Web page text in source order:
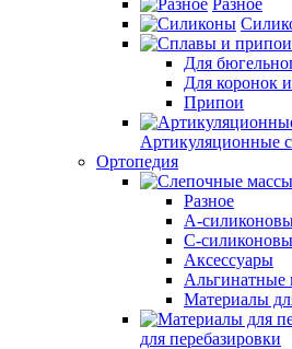
Разное
Для
Для коронок
Припои
Артикуляционные
Ортопедия
Разное
А-
С-
Аксессуары
Альгинатные
Материалы
для перебазировки